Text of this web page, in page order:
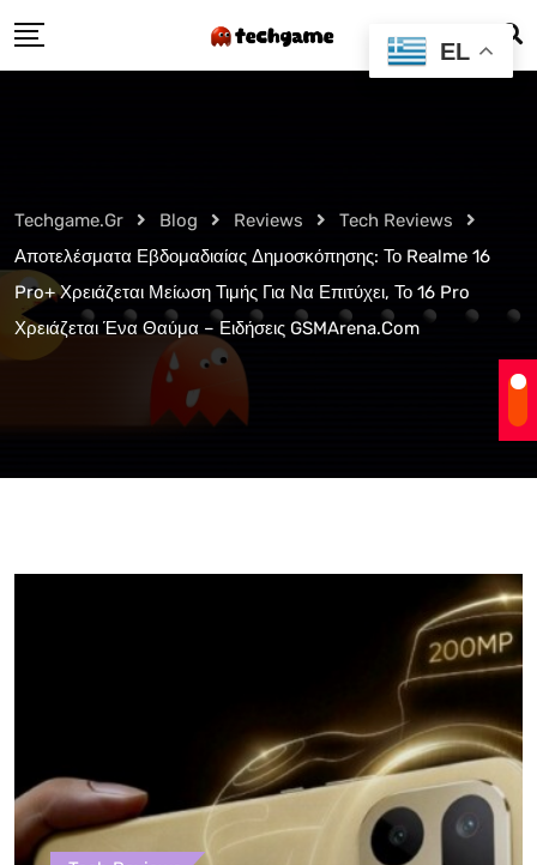
to
Techgame.gr Blog Reviews
Tech Reviews
Αποτελέσματα Εβδομαδιαίας Δημοσκόπησης: Το Realme 16
Pro+ Χρειάζεται Μείωση Τιμής Για Να Επιτύχει, Το 16 Pro
Χρειάζεται Ένα Θαύμα – Ειδήσεις GSMArena.com
EL